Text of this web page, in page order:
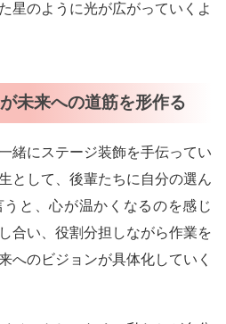
星のように光が広がっていくよ
未来への道筋を形作る
緒にステージ装飾を手伝ってい
として、後輩たちに自分の選ん
と、心が温かくなるのを感じ
合い、役割分担しながら作業を
へのビジョンが具体化していく